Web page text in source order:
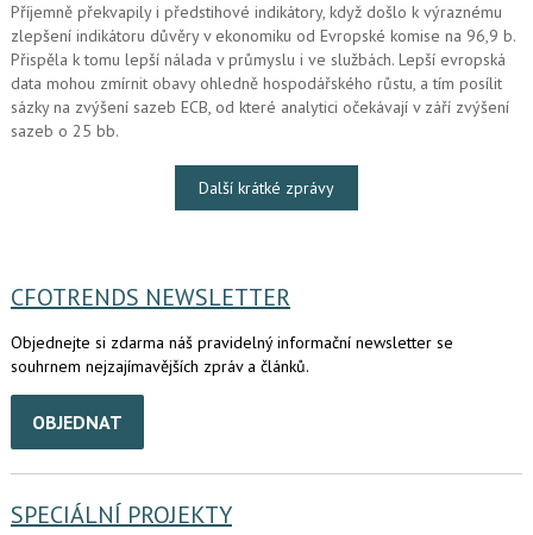
Příjemně překvapily i předstihové indikátory, když došlo k výraznému
zlepšení indikátoru důvěry v ekonomiku od Evropské komise na 96,9 b.
Přispěla k tomu lepší nálada v průmyslu i ve službách. Lepší evropská
data mohou zmírnit obavy ohledně hospodářského růstu, a tím posílit
sázky na zvýšení sazeb ECB, od které analytici očekávají v září zvýšení
sazeb o 25 bb.
Další krátké zprávy
CFOTRENDS NEWSLETTER
Objednejte si zdarma náš pravidelný informační newsletter se
souhrnem nejzajímavějších zpráv a článků.
OBJEDNAT
SPECIÁLNÍ PROJEKTY